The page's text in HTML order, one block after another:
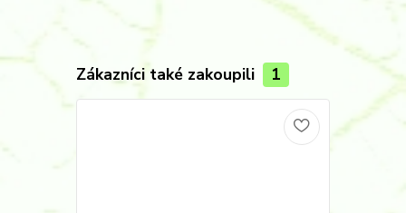
Zákazníci také zakoupili 1